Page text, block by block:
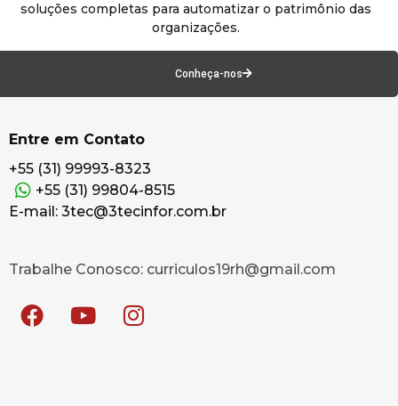
soluções completas para automatizar o patrimônio das
organizações.
Conheça-nos
Entre em Contato
+55 (31) 99993-8323
+55 (31) 99804-8515
E-mail: 3tec@3tecinfor.com.br
Trabalhe Conosco: curriculos19rh@gmail.com